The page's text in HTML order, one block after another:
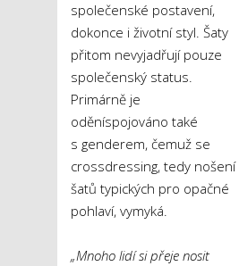
společenské postavení,
dokonce i životní styl. Šaty
přitom nevyjadřují pouze
společenský status.
Primárně je
oděníspojováno také
s genderem, čemuž se
crossdressing, tedy nošení
šatů typických pro opačné
pohlaví, vymyká.
„Mnoho lidí si přeje nosit